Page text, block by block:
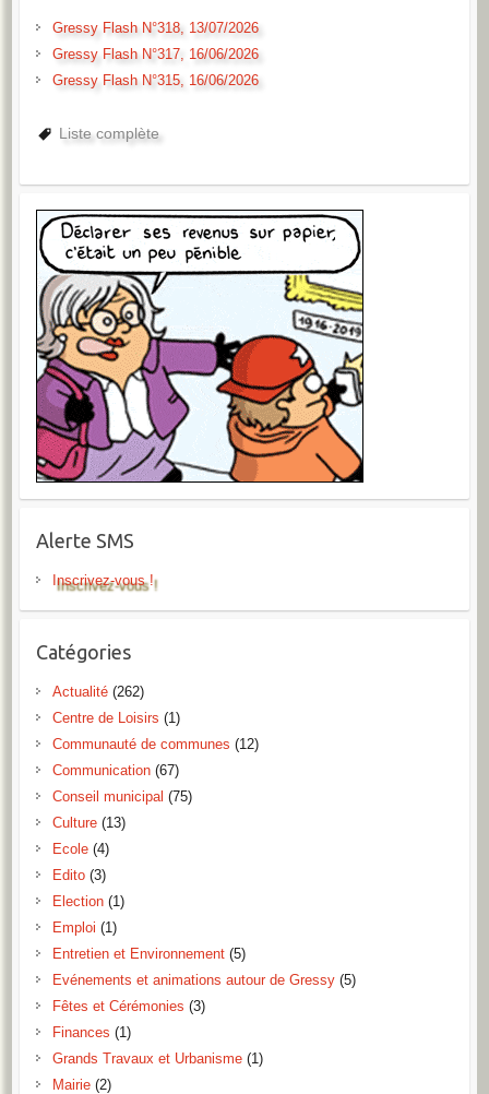
Gressy Flash N°318, 13/07/2026
Gressy Flash N°317, 16/06/2026
Gressy Flash N°315, 16/06/2026
Liste complète
Alerte SMS
Inscrivez-vous !
Catégories
Actualité(262)
Centre de Loisirs (1)
Communauté de communes (12)
Communication(67)
Conseil municipal (75)
Culture(13)
Ecole(4)
Edito(3)
Election(1)
Emploi (1)
Entretien et Environnement(5)
Evénements et animations autour de Gressy(5)
Fêtes et Cérémonies (3)
Finances (1)
Grands Travaux et Urbanisme(1)
Mairie(2)